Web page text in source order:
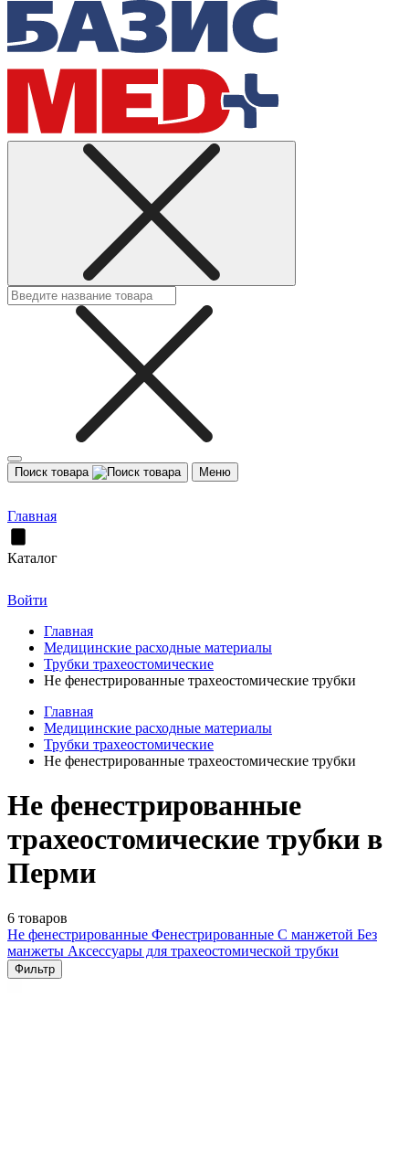
Поиск товара Меню
Главная
Каталог
Войти
Главная
Медицинские расходные материалы
Трубки трахеостомические
Не фенестрированные трахеостомические трубки
Главная
Медицинские расходные материалы
Трубки трахеостомические
Не фенестрированные трахеостомические трубки
Не фенестрированные
трахеостомические трубки в
Перми
6 товаров
Не фенестрированные Фенестрированные С манжетой Без
манжеты Аксессуары для трахеостомической трубки
Фильтр